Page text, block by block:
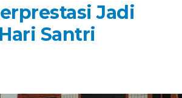
Jadi
Santri